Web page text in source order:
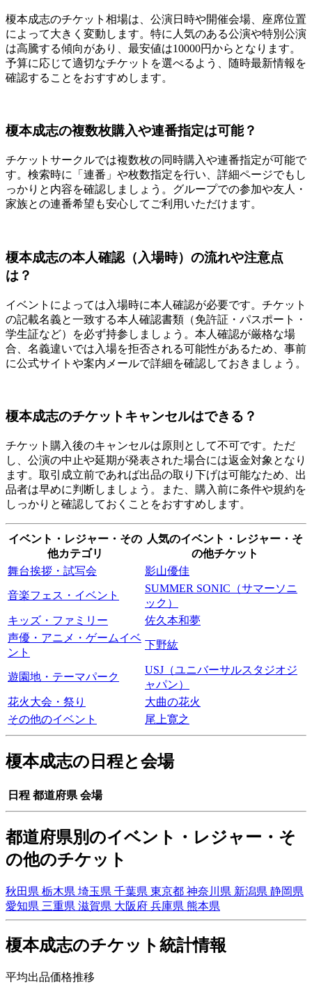
榎本成志のチケット相場は、公演日時や開催会場、座席位置
によって大きく変動します。特に人気のある公演や特別公演
は高騰する傾向があり、最安値は10000円からとなります。
予算に応じて適切なチケットを選べるよう、随時最新情報を
確認することをおすすめします。
榎本成志の複数枚購入や連番指定は可能？
チケットサークルでは複数枚の同時購入や連番指定が可能で
す。検索時に「連番」や枚数指定を行い、詳細ページでもし
っかりと内容を確認しましょう。グループでの参加や友人・
家族との連番希望も安心してご利用いただけます。
榎本成志の本人確認（入場時）の流れや注意点
は？
イベントによっては入場時に本人確認が必要です。チケット
の記載名義と一致する本人確認書類（免許証・パスポート・
学生証など）を必ず持参しましょう。本人確認が厳格な場
合、名義違いでは入場を拒否される可能性があるため、事前
に公式サイトや案内メールで詳細を確認しておきましょう。
榎本成志のチケットキャンセルはできる？
チケット購入後のキャンセルは原則として不可です。ただ
し、公演の中止や延期が発表された場合には返金対象となり
ます。取引成立前であれば出品の取り下げは可能なため、出
品者は早めに判断しましょう。また、購入前に条件や規約を
しっかりと確認しておくことをおすすめします。
イベント・レジャー・その
他カテゴリ
人気のイベント・レジャー・そ
の他チケット
舞台挨拶・試写会
影山優佳
音楽フェス・イベント
SUMMER SONIC（サマーソニ
ック）
キッズ・ファミリー
佐久本和夢
声優・アニメ・ゲームイベ
ント
下野紘
遊園地・テーマパーク
USJ（ユニバーサルスタジオジ
ャパン）
花火大会・祭り
大曲の花火
その他のイベント
尾上寛之
榎本成志の日程と会場
日程 都道府県 会場
都道府県別のイベント・レジャー・そ
の他のチケット
秋田県 栃木県 埼玉県 千葉県 東京都 神奈川県 新潟県 静岡県
愛知県 三重県 滋賀県 大阪府 兵庫県 熊本県
榎本成志のチケット統計情報
平均出品価格推移